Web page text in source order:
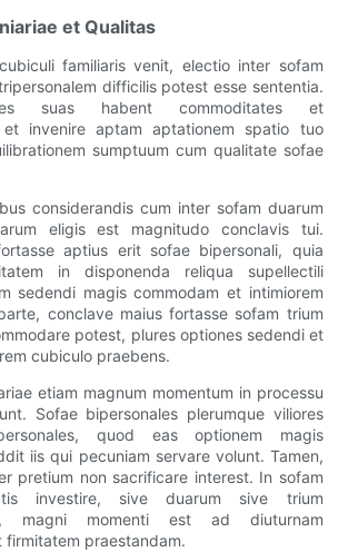
et Qualitas
familiaris venit, electio inter sofam
difficilis potest esse sententia.
suas habent commoditates et
et invenire aptam aptationem spatio tuo
sumptuum cum qualitate sofae
considerandis cum inter sofam duarum
eligis est magnitudo conclavis tui.
aptius erit sofae bipersonali, quia
in disponenda reliqua supellectili
sedendi magis commodam et intimiorem
conclave maius fortasse sofam trium
potest, plures optiones sedendi et
cubiculo praebens.
etiam magnum momentum in processu
Sofae bipersonales plerumque viliores
quod eas optionem magis
iis qui pecuniam servare volunt. Tamen,
pretium non sacrificare interest. In sofam
investire, sive duarum sive trium
magni momenti est ad diuturnam
firmitatem praestandam.